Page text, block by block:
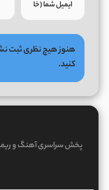
هنوز هیچ نظری ثبت
کنید.
پخش سراسری آهنگ و